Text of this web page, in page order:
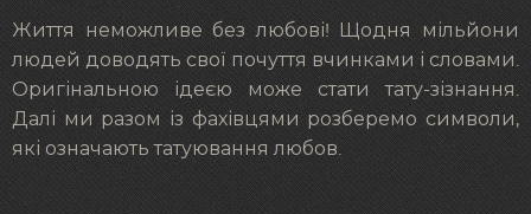
Життя неможливе без любові! Щодня мільйони
людей доводять свої почуття вчинками і словами.
Оригінальною ідеєю може стати тату-зізнання.
Далі ми разом із фахівцями розберемо символи,
які означають татуювання любов.